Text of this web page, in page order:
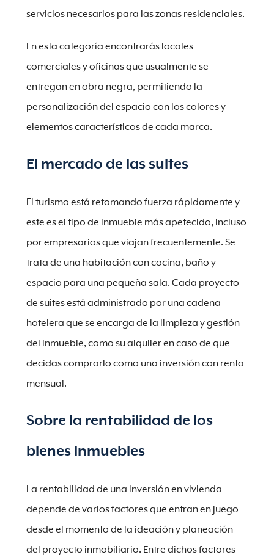
servicios necesarios para las zonas residenciales.
En esta categoría encontrarás locales
comerciales y oficinas que usualmente se
entregan en obra negra, permitiendo la
personalización del espacio con los colores y
elementos característicos de cada marca.
El mercado de las suites
El turismo está retomando fuerza rápidamente y
este es el tipo de inmueble más apetecido, incluso
por empresarios que viajan frecuentemente. Se
trata de una habitación con cocina, baño y
espacio para una pequeña sala. Cada proyecto
de suites está administrado por una cadena
hotelera que se encarga de la limpieza y gestión
del inmueble, como su alquiler en caso de que
decidas comprarlo como una inversión con renta
mensual.
Sobre la rentabilidad de los
bienes inmuebles
La rentabilidad de una inversión en vivienda
depende de varios factores que entran en juego
desde el momento de la ideación y planeación
del proyecto inmobiliario. Entre dichos factores